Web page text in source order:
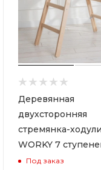
Деревянная
двухсторонняя
стремянка-ходули
WORKY 7
Под заказ